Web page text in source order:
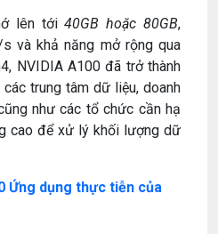
lên tới40GB hoặc 80GB,
và khả năng mở rộng qua
NVIDIA A100 đã trở thành
trung tâm dữ liệu, doanh
như các tổ chức cần hạ
cao để xử lý khối lượng dữ
Ứng dụng thực tiễn của